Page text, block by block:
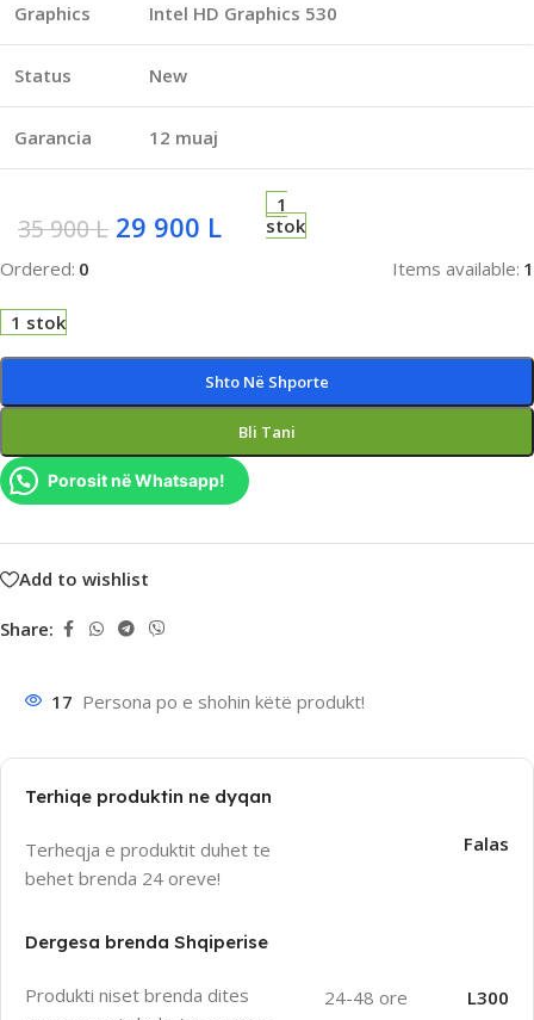
Graphics Intel HD Graphics 530
Status New
Garancia 12 muaj
35 900L 29 900 L
1
stok
Ordered: 0 Items available: 1
1 stok
Shto Në Shporte
Bli Tani
Porosit në Whatsapp!
Add to wishlist
Share:
17 Persona po e shohin këtë produkt!
Terhiqe produktin ne dyqan
Terheqja e produktit duhet te
behet brenda 24 oreve!
Falas
Dergesa brenda Shqiperise
Produkti niset brenda dites
24-48 ore L300